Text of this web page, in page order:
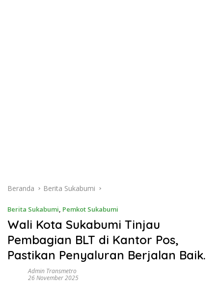
Beranda Berita Sukabumi
Berita Sukabumi, Pemkot Sukabumi
Wali Kota Sukabumi Tinjau
Pembagian BLT di Kantor Pos,
Pastikan Penyaluran Berjalan Baik.
Admin Transmetro
26 November 2025